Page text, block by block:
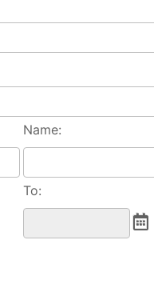
Name:
To: